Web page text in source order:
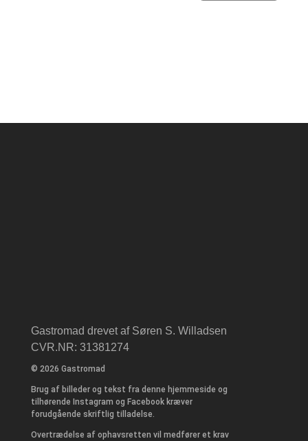
Gastromad drevet af Søren S. Willadsen
CVR.NR: 31381274
© 2026 Gastromad
Brug af billeder og tekst fra denne hjemmeside og
tilhørende Instagram og Facebook kræver
forudgående skriftlig tilladelse.
Overtrædelse af ophavsretten vil medfører et krav